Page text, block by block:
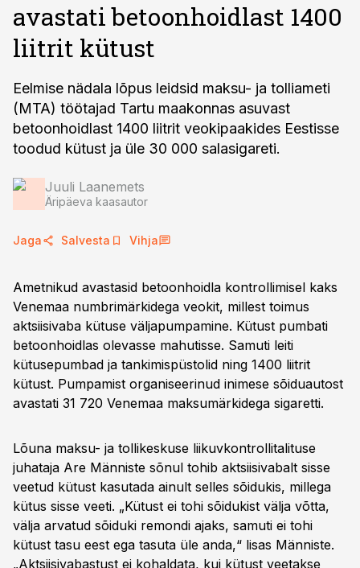
avastati betoonhoidlast 1400
liitrit kütust
Eelmise nädala lõpus leidsid maksu- ja tolliameti
(MTA) töötajad Tartu maakonnas asuvast
betoonhoidlast 1400 liitrit veokipaakides Eestisse
toodud kütust ja üle 30 000 salasigareti.
Juuli Laanemets
Äripäeva kaasautor
Jaga Salvesta Vihja
Ametnikud avastasid betoonhoidla kontrollimisel kaks
Venemaa numbrimärkidega veokit, millest toimus
aktsiisivaba kütuse väljapumpamine. Kütust pumbati
betoonhoidlas olevasse mahutisse. Samuti leiti
kütusepumbad ja tankimispüstolid ning 1400 liitrit
kütust. Pumpamist organiseerinud inimese sõiduautost
avastati 31 720 Venemaa maksumärkidega sigaretti.
Lõuna maksu- ja tollikeskuse liikuvkontrollitalituse
juhataja Are Männiste sõnul tohib aktsiisivabalt sisse
veetud kütust kasutada ainult selles sõidukis, millega
kütus sisse veeti. „Kütust ei tohi sõidukist välja võtta,
välja arvatud sõiduki remondi ajaks, samuti ei tohi
kütust tasu eest ega tasuta üle anda,“ lisas Männiste.
„Aktsiisivabastust ei kohaldata, kui kütust veetakse